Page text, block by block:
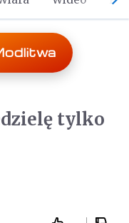
tylko